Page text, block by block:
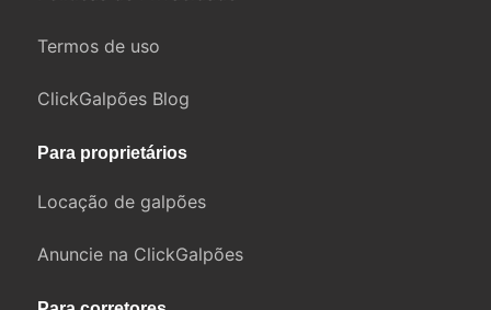
Termos de uso
ClickGalpões Blog
Para proprietários
Locação de galpões
Anuncie na ClickGalpões